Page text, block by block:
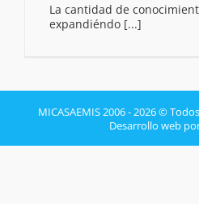
La cantidad de
expandiéndo [...]
MICASAEMIS 2006 - 2026 ©
Desarrollo web